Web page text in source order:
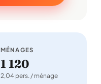
MÉNAGES
1 120
2,04 pers. / ménage